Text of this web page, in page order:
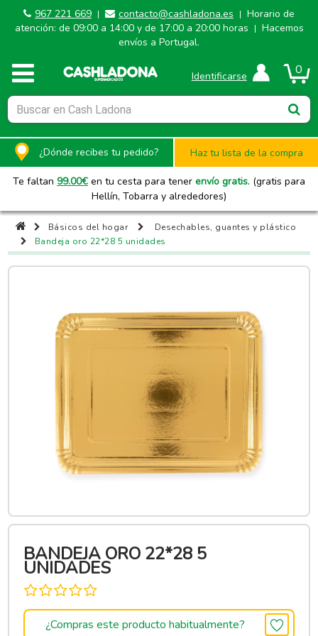
967 221 669 | contacto@cashladona.es | Horario de
atención: de 09:00 a 14:00 y de 17:00 a 20:00 horas
| Hacemos
envíos a Portugal.
0
Identificarse
¿Dónde recibes tu pedido? Haz tu lista de la compra
Te faltan 99.00€ en tu cesta para tener envío gratis. (gratis para
Hellín, Tobarra y alrededores)
Básicos del hogar
Desechables, guantes y plástico
Bandeja oro 22*28 5 unidades
BANDEJA ORO 22*28 5
UNIDADES
¿Compras este producto habitualmente?